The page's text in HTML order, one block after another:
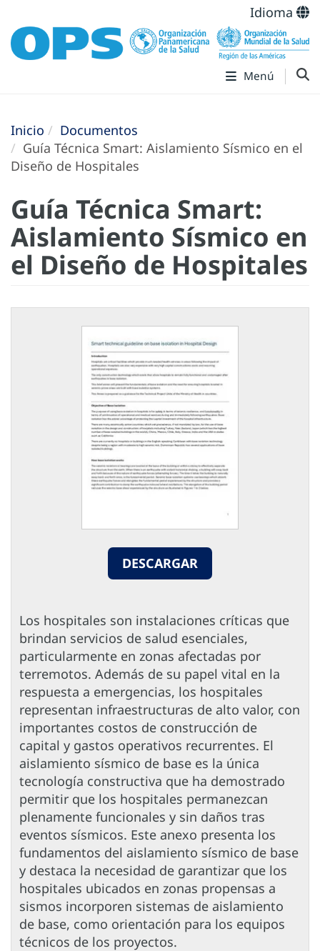
Idioma
Menú
Inicio
Documentos
Guía Técnica Smart: Aislamiento Sísmico en el
Diseño de Hospitales
Guía Técnica Smart:
Aislamiento Sísmico en
el Diseño de Hospitales
DESCARGAR
Los hospitales son instalaciones críticas que
brindan servicios de salud esenciales,
particularmente en zonas afectadas por
terremotos. Además de su papel vital en la
respuesta a emergencias, los hospitales
representan infraestructuras de alto valor, con
importantes costos de construcción de
capital y gastos operativos recurrentes. El
aislamiento sísmico de base es la única
tecnología constructiva que ha demostrado
permitir que los hospitales permanezcan
plenamente funcionales y sin daños tras
eventos sísmicos. Este anexo presenta los
fundamentos del aislamiento sísmico de base
y destaca la necesidad de garantizar que los
hospitales ubicados en zonas propensas a
sismos incorporen sistemas de aislamiento
de base, como orientación para los equipos
técnicos de los proyectos.